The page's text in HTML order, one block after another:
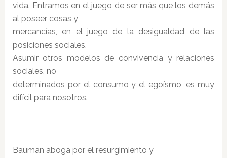
vida. Entramos en el juego de ser más que los demás
al poseer cosas y
mercancías, en el juego de la desigualdad de las
posiciones sociales.
Asumir otros modelos de convivencia y relaciones
sociales, no
determinados por el consumo y el egoísmo, es muy
difícil para nosotros.
Bauman aboga por el resurgimiento y